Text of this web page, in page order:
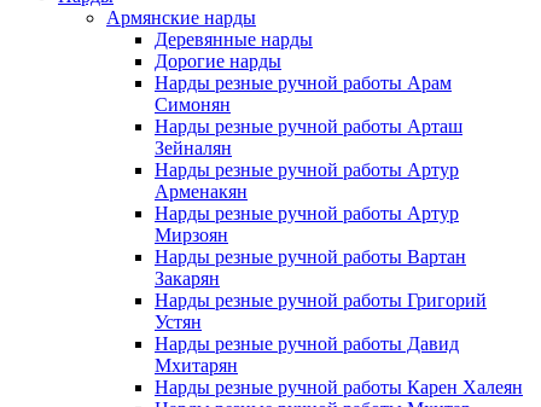
Армянские нарды
Деревянные нарды
Дорогие нарды
Нарды резные ручной работы Арам
Симонян
Нарды резные ручной работы Арташ
Зейналян
Нарды резные ручной работы Артур
Арменакян
Нарды резные ручной работы Артур
Мирзоян
Нарды резные ручной работы Вартан
Закарян
Нарды резные ручной работы Григорий
Устян
Нарды резные ручной работы Давид
Мхитарян
Нарды резные ручной работы Карен Халеян